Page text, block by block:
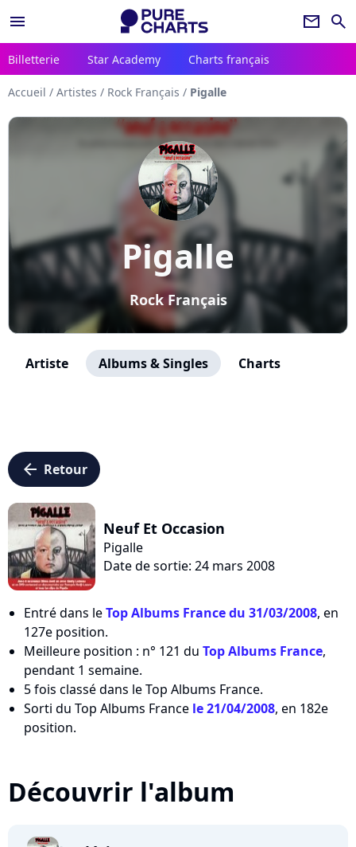
menu newsletter search
Billetterie Star Academy Charts français
Accueil / Artistes / Rock Français / Pigalle
Pigalle
Rock Français
Artiste Albums & Singles Charts
arrow_left Retour
Neuf Et Occasion
Pigalle
Date de sortie: 24 mars 2008
Entré dans leTop Albums France du 31/03/2008, en
127e position.
Meilleure position : n° 121 du Top Albums France,
pendant 1 semaine.
5 fois classé dans le Top Albums France.
Sorti du Top Albums France le 21/04/2008, en 182e
position.
Découvrir l'album